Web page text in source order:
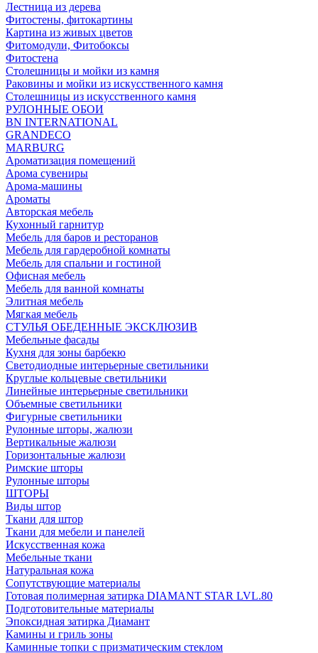
Лестница из дерева
Фитостены, фитокартины
Картина из живых цветов
Фитомодули, Фитобоксы
Фитостена
Столешницы и мойки из камня
Раковины и мойки из искусственного камня
Столешницы из искусственного камня
РУЛОННЫЕ ОБОИ
BN INTERNATIONAL
GRANDECO
MARBURG
Ароматизация помещений
Арома сувениры
Арома-машины
Ароматы
Авторская мебель
Кухонный гарнитур
Мебель для баров и ресторанов
Мебель для гардеробной комнаты
Мебель для спальни и гостиной
Офисная мебель
Мебель для ванной комнаты
Элитная мебель
Мягкая мебель
СТУЛЬЯ ОБЕДЕННЫЕ ЭКСКЛЮЗИВ
Мебельные фасады
Кухня для зоны барбекю
Светодиодные интерьерные светильники
Круглые кольцевые светильники
Линейные интерьерные светильники
Объемные светильники
Фигурные светильники
Рулонные шторы, жалюзи
Вертикальные жалюзи
Горизонтальные жалюзи
Римские шторы
Рулонные шторы
ШТОРЫ
Виды штор
Ткани для штор
Ткани для мебели и панелей
Искусственная кожа
Мебельные ткани
Натуральная кожа
Сопутствующие материалы
Готовая полимерная затирка DIAMANT STAR LVL.80
Подготовительные материалы
Эпоксидная затирка Диамант
Камины и гриль зоны
Каминные топки с призматическим стеклом